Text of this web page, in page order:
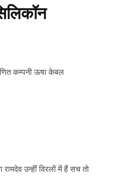
कम्पनी ऊषा केबल
उन्हीं विरलों में हैं सच तो